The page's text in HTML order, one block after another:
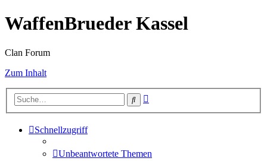
WaffenBrueder Kassel
Clan Forum
Zum Inhalt
Suche
Schnellzugriff
Unbeantwortete Themen